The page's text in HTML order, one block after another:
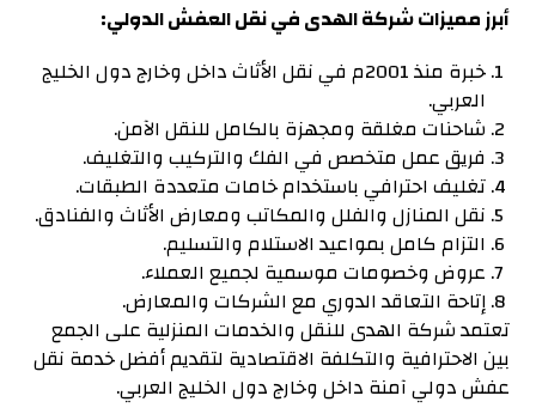
أبرز مميزات شركة الهدى في نقل العفش الدولي:
خبرة منذ 2001م في نقل الأثاث داخل وخارج دول الخليج
العربي.
شاحنات مغلقة ومجهزة بالكامل للنقل الآمن.
فريق عمل متخصص في الفك والتركيب والتغليف.
تغليف احترافي باستخدام خامات متعددة الطبقات.
نقل المنازل والفلل والمكاتب ومعارض الأثاث والفنادق.
التزام كامل بمواعيد الاستلام والتسليم.
عروض وخصومات موسمية لجميع العملاء.
إتاحة التعاقد الدوري مع الشركات والمعارض.
تعتمد شركة الهدى للنقل والخدمات المنزلية على الجمع
بين الاحترافية والتكلفة الاقتصادية لتقديم أفضل خدمة نقل
عفش دولي آمنة داخل وخارج دول الخليج العربي.